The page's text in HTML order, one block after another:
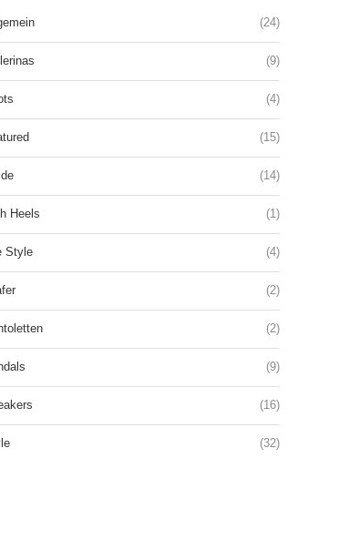
(24)
(9)
(4)
(15)
(14)
Heels (1)
Style (4)
(2)
(2)
(9)
(16)
(32)